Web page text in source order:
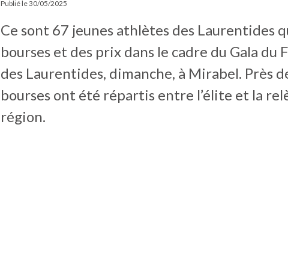
Publié le30/05/2025
Ce sont 67 jeunes athlètes des Laurentides
bourses et des prix dans le cadre du Gala du
des Laurentides, dimanche, à Mirabel. Près
bourses ont été répartis entre l’élite et la
région.